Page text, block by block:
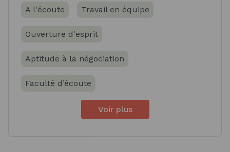
A l'écoute Travail en équipe
Ouverture d'esprit
Aptitude à la négociation
Faculté d’écoute
Voir plus